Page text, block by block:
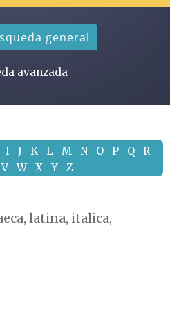
general
avanzada
I J K L M N O P Q
R
V W X Y Z
latina, italica,